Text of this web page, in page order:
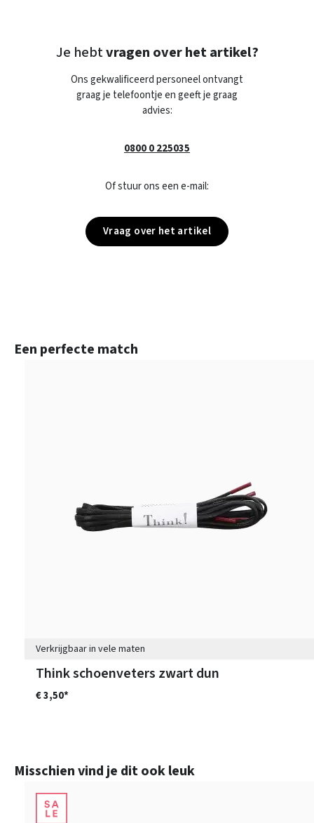
Je hebtvragen over het artikel?
Ons gekwalificeerd personeel ontvangt
graag je telefoontje en geeft je graag
advies:
0800 0 225035
Of stuur ons een e-mail:
Vraag over het artikel
Productgalerij overslaan
Een perfecte match
Verkrijgbaar in vele maten
Think schoenveters zwart dun
€ 3,50*
Productgalerij overslaan
Misschien vind je dit ook leuk